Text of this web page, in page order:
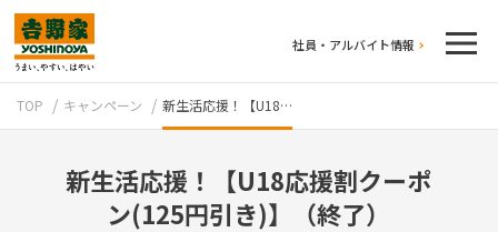
社員・アルバイト情報
TOP キャンペーン 新生活応援！【U18…
新生活応援！【U18応援割クーポ
ン(125円引き)】（終了）